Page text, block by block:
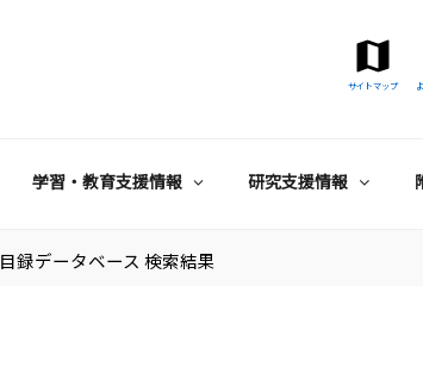
サイトマップ
学習・教育支援情報 研究支援情報
録データベース 検索結果